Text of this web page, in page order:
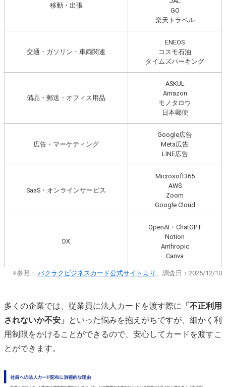
移動・出張
GO
楽天トラベル
交通・ガソリン・車両関連
ENEOS
コスモ石油
タイムズパーキング
備品・郵送・オフィス用品
ASKUL
Amazon
モノタロウ
日本郵便
広告・マーケティング
Google広告
Meta広告
LINE広告
SaaS・オンラインサービス
Microsoft365
AWS
Zoom
Google Cloud
DX
OpenAI・ChatGPT
Notion
Anthropic
Canva
※参照： バクラクビジネスカード公式サイトより 、調査日：2025/12/10
多くの企業では、従業員に法人カードを渡す際に 「不正利用
されないか不安」 といった悩みを抱えがちですが、細かく利
用制限をかけることができるので、安心してカードを渡すこ
とができます。